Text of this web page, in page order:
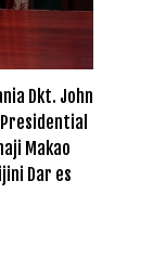
Dkt. John
Makao
Dar es